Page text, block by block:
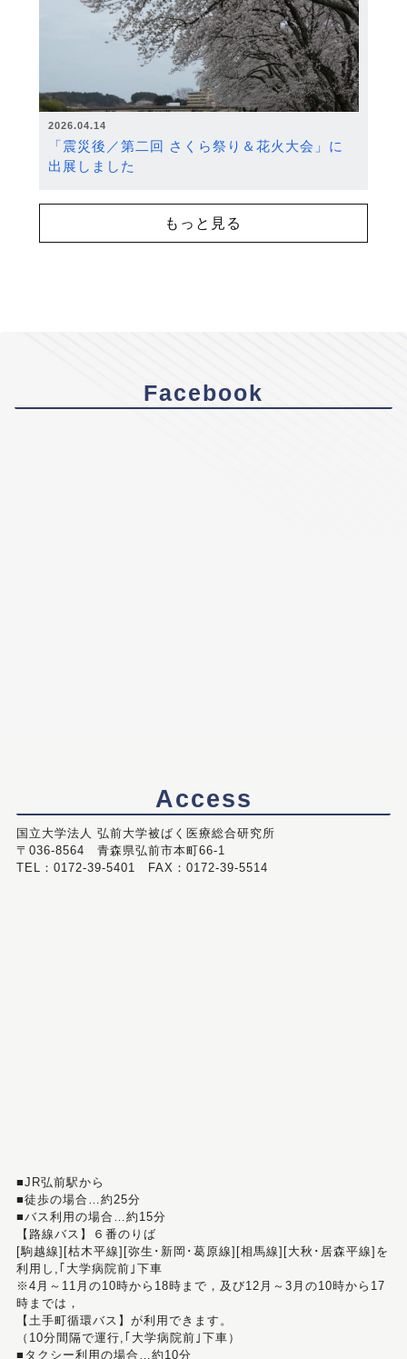
2026.04.14
「震災後／第二回 さくら祭り＆花火大会」に
出展しました
もっと見る
Facebook
Access
国立大学法人 弘前大学被ばく医療総合研究所
〒036-8564 青森県弘前市本町66-1
TEL：0172-39-5401 FAX：0172-39-5514
■JR弘前駅から
■徒歩の場合…約25分
■バス利用の場合…約15分
【路線バス】６番のりば
[駒越線][枯木平線][弥生･新岡･葛原線][相馬線][大秋･居森平線]を
利用し,｢大学病院前｣下車
※4月～11月の10時から18時まで，及び12月～3月の10時から17
時までは，
【土手町循環バス】が利用できます。
（10分間隔で運行,｢大学病院前｣下車）
■タクシー利用の場合…約10分